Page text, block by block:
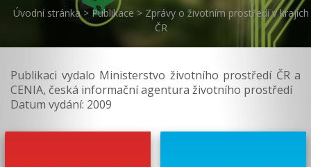
Úvodní stránka> Publikace > Zprávy o životním prostředí v krajích
ČR
Publikaci vydalo Ministerstvo životního prostředí ČR a
CENIA, česká informační agentura životního prostředí
Datum vydání: 2009